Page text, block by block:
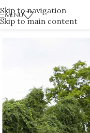
Skip to navigation
Skip to main content
MENÚ
Inicio/ Tienda Poblado